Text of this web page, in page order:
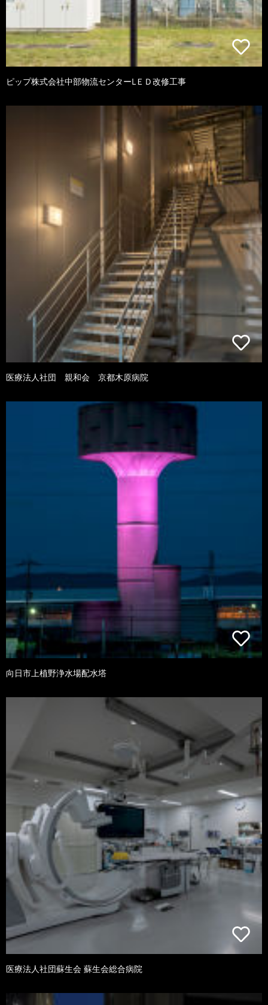
ピップ株式会社中部物流センターLＥＤ改修工事
医療法人社団 親和会 京都木原病院
向日市上植野浄水場配水塔
医療法人社団蘇生会 蘇生会総合病院